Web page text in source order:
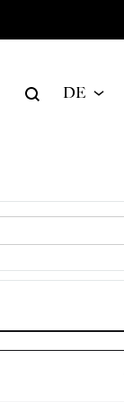
SearchDE
EN